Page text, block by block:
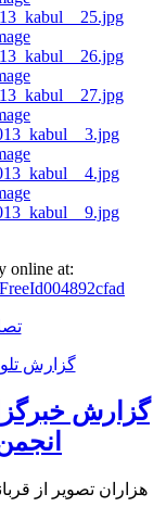
online at:
گزارش
گزارش
هزاران تصوير از